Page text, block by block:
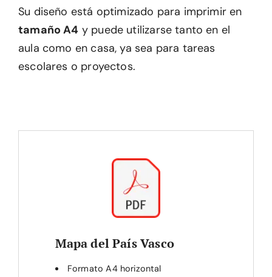
Su diseño está optimizado para imprimir en
tamaño A4 y puede utilizarse tanto en el
aula como en casa, ya sea para tareas
escolares o proyectos.
Mapa del País Vasco
Formato A4 horizontal